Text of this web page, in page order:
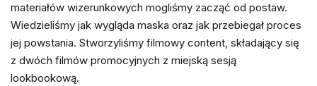
materiałów wizerunkowych mogliśmy zacząć od postaw.
Wiedzieliśmy jak wygląda maska oraz jak przebiegał proces
jej powstania. Stworzyliśmy filmowy content, składający się
z dwóch filmów promocyjnych z miejską sesją
lookbookową.